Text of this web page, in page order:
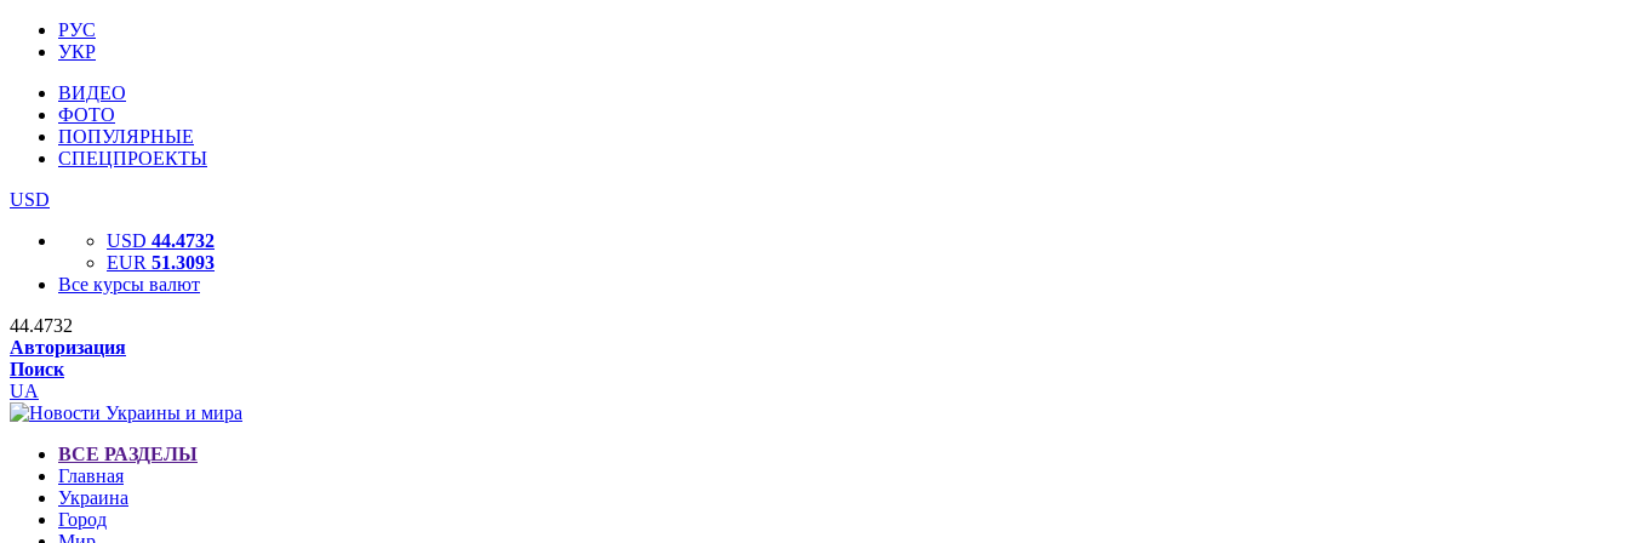
РУС
УКР
ВИДЕО
ФОТО
ПОПУЛЯРНЫЕ
СПЕЦПРОЕКТЫ
USD
USD 44.4732
EUR 51.3093
Все курсы валют
44.4732
Авторизация
Поиск
UA
ВСЕ РАЗДЕЛЫ
Главная
Украина
Город